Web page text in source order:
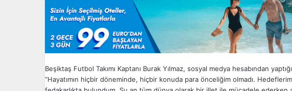
o
Beşiktaş Futbol Takımı Kaptanı Burak Yılmaz, sosyal medya hesabından
“Hayatımın hiçbir döneminde, hiçbir konuda para önceliğim olmadı.